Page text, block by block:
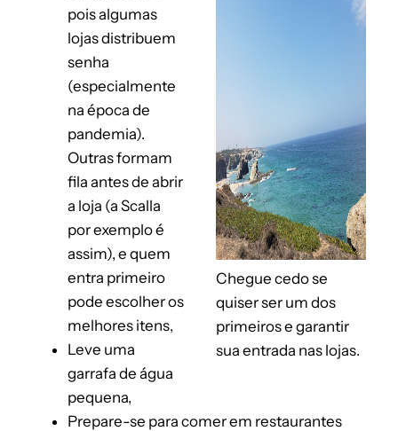
Chegue cedo se
quiser ser um dos
primeiros e garantir
sua entrada nas lojas.
pois algumas
lojas distribuem
senha
(especialmente
na época de
pandemia).
Outras formam
fila antes de abrir
a loja (a Scalla
por exemplo é
assim), e quem
entra primeiro
pode escolher os
melhores itens,
Leve uma
garrafa de água
pequena,
Prepare-se para comer em restaurantes